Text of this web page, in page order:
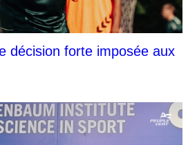
décision forte imposée aux